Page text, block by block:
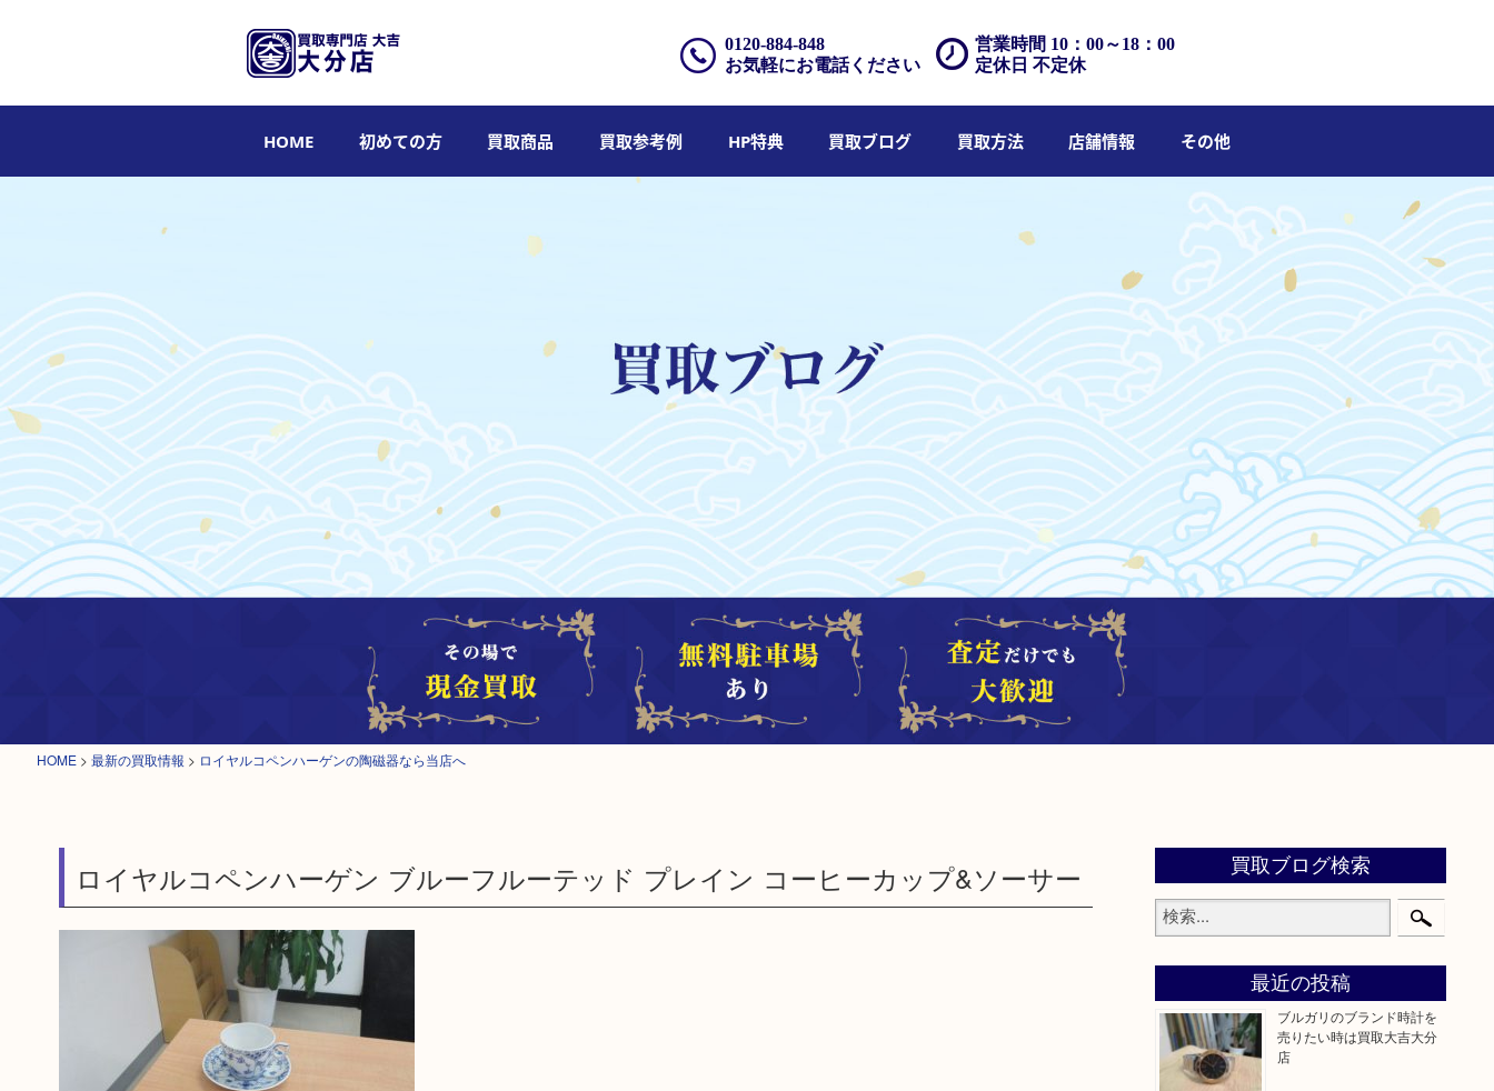
営業時間 10：00～18：00
定休日 不定休
0120-884-848
お気軽にお電話ください
HOME 初めての方 買取商品 買取参考例 HP特典 買取ブログ 買取方法 店舗情報 その他
HOME > 最新の買取情報 > ロイヤルコペンハーゲンの陶磁器なら当店へ
ロイヤルコペンハーゲン ブルーフルーテッド プレイン コーヒーカップ&ソーサー 買取ブログ検索
最近の投稿
ブルガリのブランド時計を
売りたい時は買取大吉大分
店